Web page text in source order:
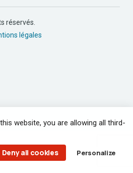
réservés.
légales
website, you are allowing all third-
Deny all cookies Personalize